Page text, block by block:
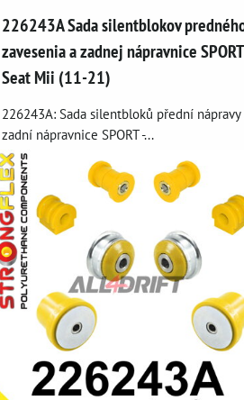
226243A Sada silentblokov
zavesenia a zadnej nápravnice
Seat Mii (11-21)
226243A: Sada silentbloků přední nápravy
zadní nápravnice SPORT -...